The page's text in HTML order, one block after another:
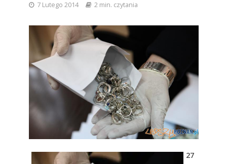
7 Lutego 2014 2 min. czytania
27